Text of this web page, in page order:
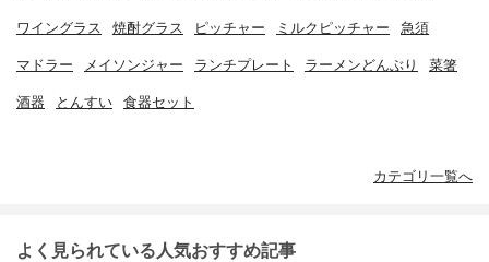
ワイングラス 焼酎グラス ピッチャー ミルクピッチャー 急須
マドラー メイソンジャー ランチプレート ラーメンどんぶり 菜箸
酒器 とんすい 食器セット
カテゴリ一覧へ
よく見られている人気おすすめ記事